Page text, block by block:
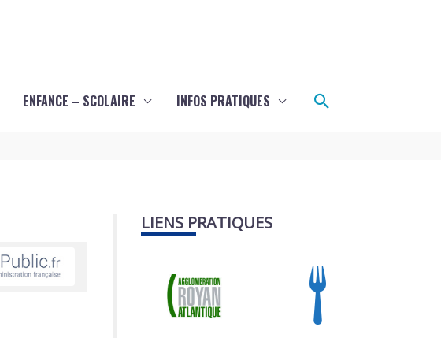
ENFANCE – SCOLAIRE INFOS PRATIQUES Rechercher
LIENS PRATIQUES